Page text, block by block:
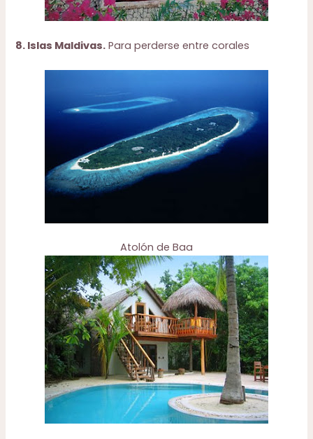
8. Islas Maldivas. Para perderse entre corales
Atolón de Baa